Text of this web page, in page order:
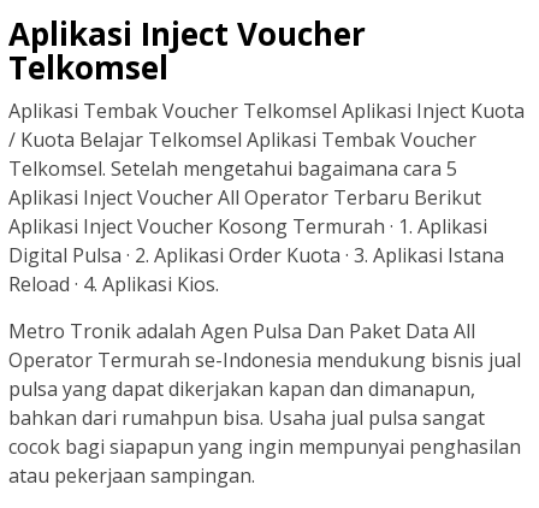
Aplikasi Inject Voucher
Telkomsel
Aplikasi Tembak Voucher Telkomsel Aplikasi Inject Kuota
/ Kuota Belajar Telkomsel Aplikasi Tembak Voucher
Telkomsel. Setelah mengetahui bagaimana cara 5
Aplikasi Inject Voucher All Operator Terbaru Berikut
Aplikasi Inject Voucher Kosong Termurah · 1. Aplikasi
Digital Pulsa · 2. Aplikasi Order Kuota · 3. Aplikasi Istana
Reload · 4. Aplikasi Kios.
Metro Tronik adalah Agen Pulsa Dan Paket Data All
Operator Termurah se-Indonesia mendukung bisnis jual
pulsa yang dapat dikerjakan kapan dan dimanapun,
bahkan dari rumahpun bisa. Usaha jual pulsa sangat
cocok bagi siapapun yang ingin mempunyai penghasilan
atau pekerjaan sampingan.